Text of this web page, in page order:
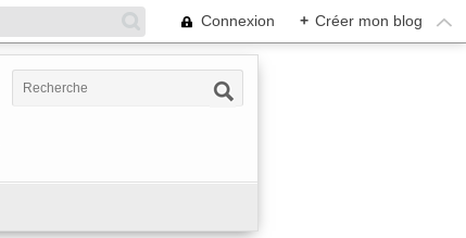
Connexion + Créer mon blog